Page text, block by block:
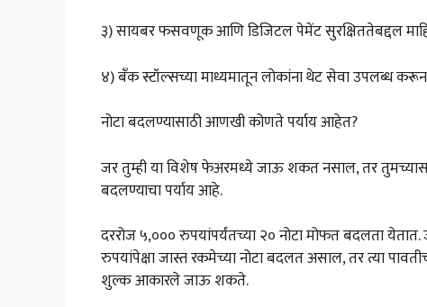
३) सायबर फसवणूक आणि डिजिटल पेमेंट सुरक्षिततेबद्दल
४) बँक स्टॉल्सच्या माध्यमातून लोकांना थेट सेवा उपलब्ध
नोटा बदलण्यासाठी आणखी कोणते पर्याय आहेत?
जर तुम्ही या विशेष फेअरमध्ये जाऊ शकत नसाल, तर
बदलण्याचा पर्याय आहे.
दररोज ५,००० रुपयांपर्यंतच्या २० नोटा मोफत बदलता
रुपयांपेक्षा जास्त रकमेच्या नोटा बदलत असाल, तर त्या
शुल्क आकारले जाऊ शकते.